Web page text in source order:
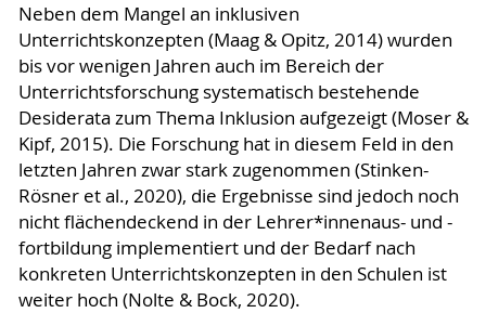
Neben dem Mangel an inklusiven
Unterrichtskonzepten (Maag & Opitz, 2014) wurden
bis vor wenigen Jahren auch im Bereich der
Unterrichtsforschung systematisch bestehende
Desiderata zum Thema Inklusion aufgezeigt (Moser &
Kipf, 2015). Die Forschung hat in diesem Feld in den
letzten Jahren zwar stark zugenommen (Stinken-
Rösner et al., 2020), die Ergebnisse sind jedoch noch
nicht flächendeckend in der Lehrer*innenaus- und -
fortbildung implementiert und der Bedarf nach
konkreten Unterrichtskonzepten in den Schulen ist
weiter hoch (Nolte & Bock, 2020).